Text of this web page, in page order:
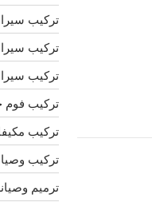
تركيب
تركيب
تركيب
تركيب فوم
تركيب
تركيب
ترميم